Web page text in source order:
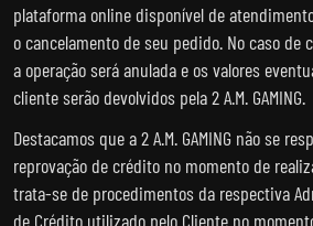
plataforma online disponível de atendimento
o cancelamento de seu pedido. No caso de
a operação será anulada e os valores
cliente serão devolvidos pela 2 A.M. GAMING.
Destacamos que a 2 A.M. GAMING não se
reprovação de crédito no momento de
trata-se de procedimentos da respectiva
de Crédito utilizado pelo Cliente no